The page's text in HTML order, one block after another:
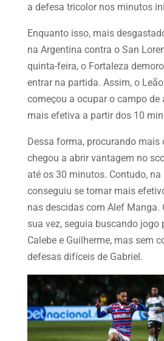
a defesa tricolor nos minutos
Enquanto isso, mais
na Argentina contra o San
quinta-feira, o Fortaleza
entrar na partida. Assim, o
começou a ocupar o campo de
mais efetiva a partir dos 10
Dessa forma, procurando mais
chegou a abrir vantagem no
até os 30 minutos. Contudo, na
conseguiu se tornar mais
nas descidas com Alef Manga.
sua vez, seguia buscando jogo
Calebe e Guilherme, mas sem
defesas difíceis de Gabriel.